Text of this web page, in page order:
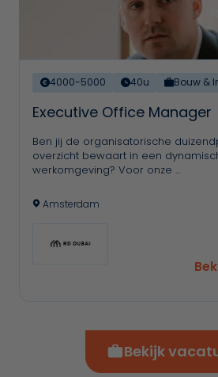
4000-5000 40u Bouw &
Executive Office Manager
Ben jij de organisatorische
overzicht bewaart in een
werkomgeving? Voor onze …
Amsterdam
Bekijk